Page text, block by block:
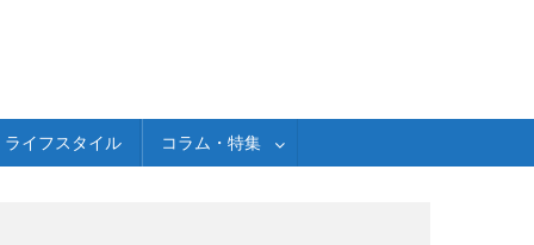
ライフスタイル コラム・特集